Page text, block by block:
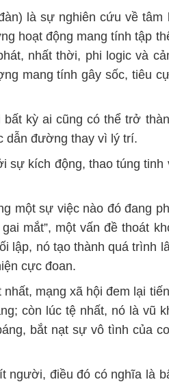
là sự nghiên cứu về tâm
hoạt động mang tính tập
nhất thời, phi logic và
mang tính gây sốc, tiêu
kỳ ai cũng có thể trở
dẫn đường thay vì lý trí.
sự kích động, thao túng tinh
một sự việc nào đó đang
mắt”, một vấn đề thoát
lập, nó tạo thành quá trình
cực đoan.
mạng xã hội đem lại
còn lúc tệ nhất, nó là vũ
bắt nạt sự vô tình của
người, điều đó có nghĩa là